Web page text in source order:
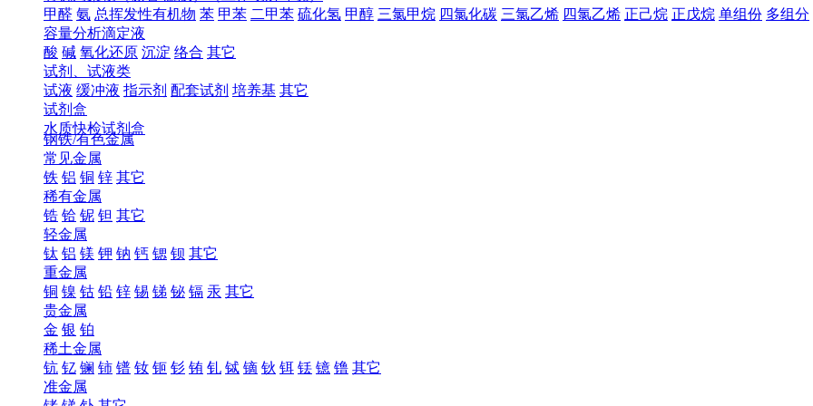
甲醛 氨 总挥发性有机物 苯 甲苯 二甲苯 硫化氢 甲醇 三氯甲烷 四氯化碳 三氯乙烯 四氯乙烯 正己烷 正戊烷 单组份 多组分
容量分析滴定液
酸 碱 氧化还原 沉淀 络合 其它
试剂、试液类
试液 缓冲液 指示剂 配套试剂 培养基 其它
试剂盒
水质快检试剂盒
钢铁/有色金属
常见金属
铁 铝 铜 锌 其它
稀有金属
锆 铪 铌 钽 其它
轻金属
钛 铝 镁 钾 钠 钙 锶 钡 其它
重金属
铜 镍 钴 铅 锌 锡 锑 铋 镉 汞 其它
贵金属
金 银 铂
稀土金属
钪 钇 镧 铈 镨 钕 钷 钐 铕 钆 铽 镝 钬 铒 铥 镱 镥 其它
准金属